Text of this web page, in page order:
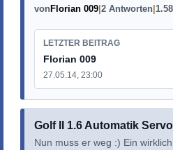
vonFlorian 009 2 Antworten
LETZTER BEITRAG
Florian 009
27.05.14, 23:00
Golf II 1.6 Automatik Servo
Nun muss er weg :) Ein